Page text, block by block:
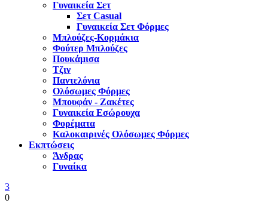
Γυναικεία Σετ
Σετ Casual
Γυναικεία Σετ Φόρμες
Μπλούζες-Κορμάκια
Φούτερ Μπλούζες
Πουκάμισα
Τζιν
Παντελόνια
Ολόσωμες Φόρμες
Μπουφάν - Ζακέτες
Γυναικεία Εσώρουχα
Φορέματα
Καλοκαιρινές Ολόσωμες Φόρμες
Εκπτώσεις
Άνδρας
Γυναίκα
3
0